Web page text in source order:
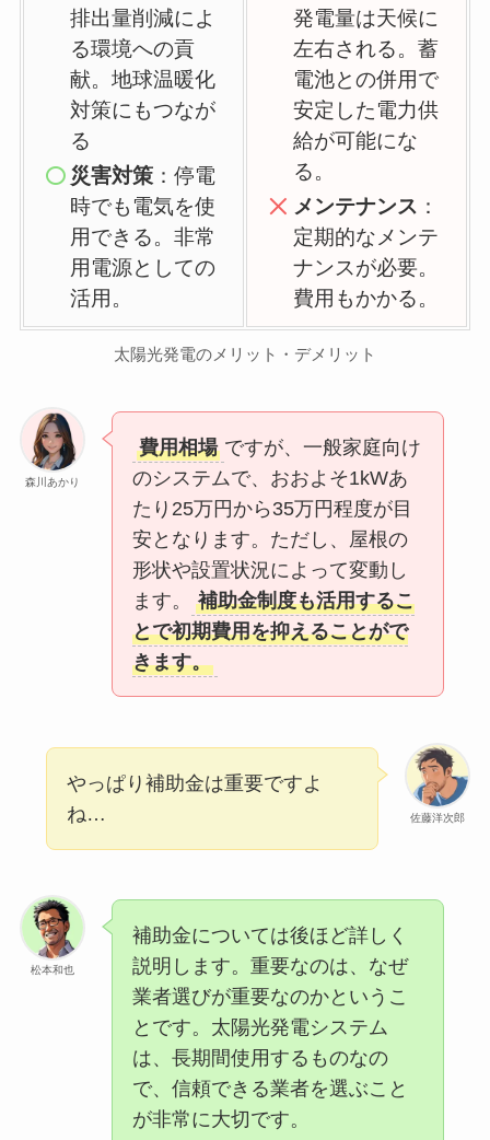
排出量削減によ
る環境への貢
献。地球温暖化
対策にもつなが
る
災害対策 ：停電
時でも電気を使
用できる。非常
用電源としての
活用。
発電量は天候に
左右される。蓄
電池との併用で
安定した電力供
給が可能にな
る。
メンテナンス ：
定期的なメンテ
ナンスが必要。
費用もかかる。
太陽光発電のメリット・デメリット
森川あかり
費用相場 ですが、一般家庭向け
のシステムで、おおよそ1kWあ
たり25万円から35万円程度が目
安となります。ただし、屋根の
形状や設置状況によって変動し
ます。
補助金制度も活用するこ
とで初期費用を抑えることがで
きます。
佐藤洋次郎
やっぱり補助金は重要ですよ
ね…
松本和也
補助金については後ほど詳しく
説明します。重要なのは、なぜ
業者選びが重要なのかというこ
とです。太陽光発電システム
は、長期間使用するものなの
で、信頼できる業者を選ぶこと
が非常に大切です。